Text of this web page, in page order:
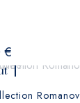
€
Romanov